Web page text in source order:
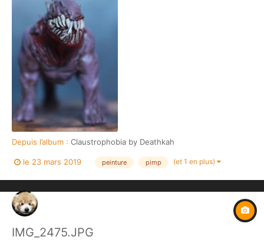
Depuis l’album : Claustrophobia by Deathkah
le 23 mars 2019 peinture pimp (et 1 en plus)
IMG_2475.JPG